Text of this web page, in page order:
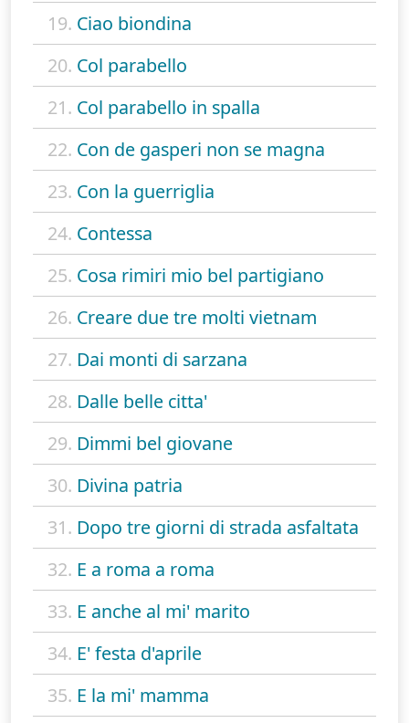
19. Ciao biondina
20. Col parabello
21. Col parabello in spalla
22. Con de gasperi non se magna
23. Con la guerriglia
24. Contessa
25. Cosa rimiri mio bel partigiano
26. Creare due tre molti vietnam
27. Dai monti di sarzana
28. Dalle belle citta'
29. Dimmi bel giovane
30. Divina patria
31. Dopo tre giorni di strada asfaltata
32. E a roma a roma
33. E anche al mi' marito
34. E' festa d'aprile
35. E la mi' mamma